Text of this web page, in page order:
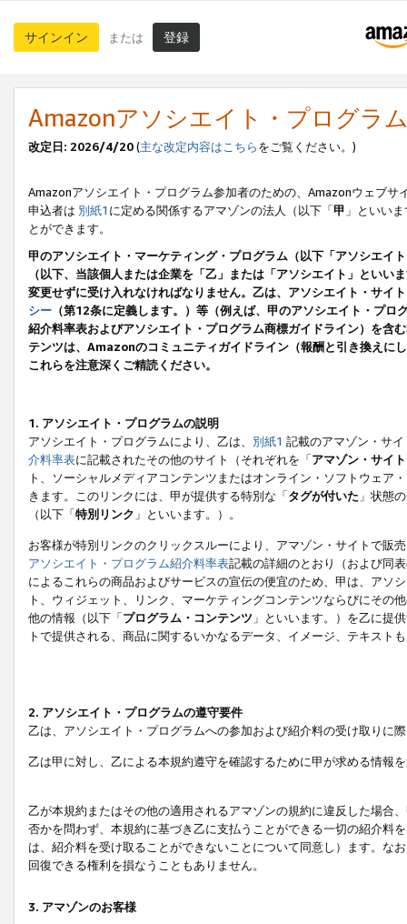
サインイン または 登録
Amazonアソシエイト・プログラ
改定日: 2026/4/20(主な改定内容はこちらをご覧ください。)
Amazonアソシエイト・プログラム参加者のための、Amazonウェブサ
申込者は 別紙1 に定める関係するアマゾンの法人（以下「甲 」といい
とができます。
甲のアソシエイト・マーケティング・プログラム（以下「アソシエイ
（以下、当該個人または企業を「乙」または「アソシエイト」とい
変更せずに受け入れなければなりません。乙は、アソシエイト・サイ
シー （第12条に定義します。）等（例えば、甲のアソシエイト・プ
紹介料率表およびアソシエイト・プログラム商標ガイドライン）を
テンツは、Amazonのコミュニティガイドライン（報酬と引き換えに
これらを注意深くご精読ください。
1. アソシエイト・プログラムの説明
アソシエイト・プログラムにより、乙は、 別紙1 記載のアマゾン・サ
介料率表に記載されたその他のサイト（それぞれを「アマゾン・サイト
ト、ソーシャルメディアコンテンツまたはオンライン・ソフトウェア
きます。このリンクには、甲が提供する特別な「タグが付いた 」状態
（以下「特別リンク 」といいます。）。
お客様が特別リンクのクリックスルーにより、アマゾン・サイトで販
アソシエイト・プログラム紹介料率表記載の詳細のとおり（および同
によるこれらの商品およびサービスの宣伝の便宜のため、甲は、アソ
ト、ウィジェット、リンク、マーケティングコンテンツならびにその
他の情報（以下「プログラム・コンテンツ 」といいます。）を乙に提
トで提供される、商品に関するいかなるデータ、イメージ、テキス
2. アソシエイト・プログラムの遵守要件
乙は、アソシエイト・プログラムへの参加および紹介料の受け取りに
乙は甲に対し、乙による本規約遵守を確認するために甲が求める情報
乙が本規約またはその他の適用されるアマゾンの規約に違反した場合
否かを問わず、本規約に基づき乙に支払うことができる一切の紹介料
は、紹介料を受け取ることができないことについて同意し）ます。な
回復できる権利を損なうこともありません。
3. アマゾンのお客様